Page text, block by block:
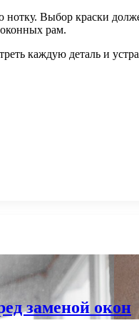
Выбор краски
рам.
каждую деталь и
заменой окон